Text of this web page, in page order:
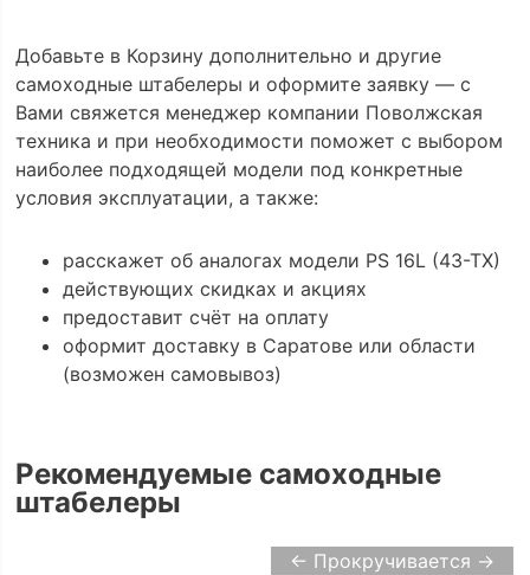
Добавьте в Корзину дополнительно и другие
самоходные штабелеры и оформите заявку — с
Вами свяжется менеджер компании Поволжская
техника и при необходимости поможет с выбором
наиболее подходящей модели под конкретные
условия эксплуатации, а также:
расскажет об аналогах модели PS 16L (43-TX)
действующих скидках и акциях
предоставит счёт на оплату
оформит доставку в Саратове или области
(возможен самовывоз)
Рекомендуемые самоходные
штабелеры
← Прокручивается →